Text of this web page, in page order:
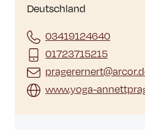
Deutschland
03419124640
01723715215
www.yoga-